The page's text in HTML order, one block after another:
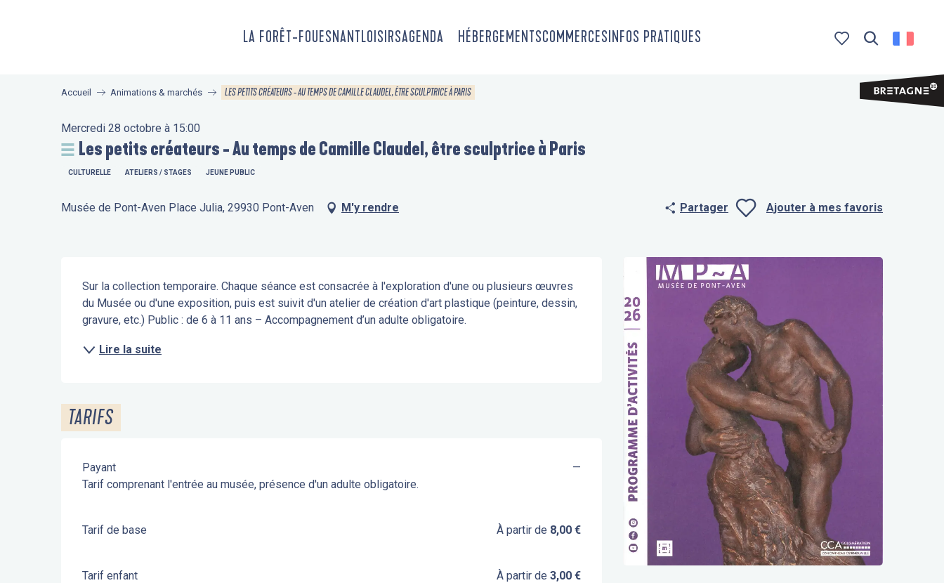
LA FORÊT-FOUESNANTLOISIRSAGENDA HÉBERGEMENTSCOMMERCES INFOS PRATIQUES
Accueil Animations & marchés LES PETITS CRÉATEURS - AU TEMPS DE CAMILLE CLAUDEL, ÊTRE SCULPTRICE À PARIS
Mercredi 28 octobre à 15:00
Les petits créateurs - Au temps de Camille Claudel, être sculptrice à Paris
CULTURELLE ATELIERS / STAGES JEUNE PUBLIC
Musée de Pont-Aven Place Julia, 29930 Pont-Aven M'y rendre Partager Ajouter à mes favoris
Description
Sur la collection temporaire. Chaque séance est consacrée à l'exploration d'une ou plusieurs œuvres
du Musée ou d'une exposition, puis est suivit d'un atelier de création d'art plastique (peinture, dessin,
gravure, etc.) Public : de 6 à 11 ans – Accompagnement d’un adulte obligatoire.
Lire la suite
TARIFS
Payant
Tarif comprenant l'entrée au musée, présence d'un adulte obligatoire.
—
Tarif de base À partir de 8,00 €
Tarif enfant À partir de3,00 €